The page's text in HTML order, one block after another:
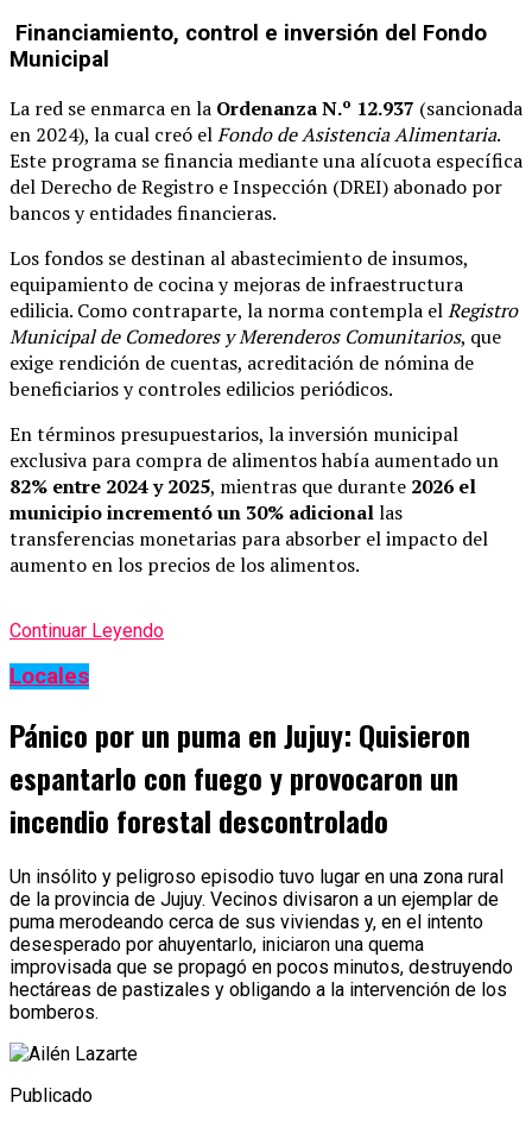
Financiamiento, control e inversión del Fondo
Municipal
La red se enmarca en la Ordenanza N.º 12.937 (sancionada
en 2024), la cual creó elFondo de Asistencia Alimentaria.
Este programa se financia mediante una alícuota específica
del Derecho de Registro e Inspección (DREI) abonado por
bancos y entidades financieras.
Los fondos se destinan al abastecimiento de insumos,
equipamiento de cocina y mejoras de infraestructura
edilicia. Como contraparte, la norma contempla elRegistro
Municipal de Comedores y Merenderos Comunitarios, que
exige rendición de cuentas, acreditación de nómina de
beneficiarios y controles edilicios periódicos.
En términos presupuestarios, la inversión municipal
exclusiva para compra de alimentos había aumentado un
82% entre 2024 y 2025, mientras que durante 2026 el
municipio incrementó un 30% adicionallas
transferencias monetarias para absorber el impacto del
aumento en los precios de los alimentos.
Continuar Leyendo
Locales
Pánico por un puma en Jujuy: Quisieron
espantarlo con fuego y provocaron un
incendio forestal descontrolado
Un insólito y peligroso episodio tuvo lugar en una zona rural
de la provincia de Jujuy. Vecinos divisaron a un ejemplar de
puma merodeando cerca de sus viviendas y, en el intento
desesperado por ahuyentarlo, iniciaron una quema
improvisada que se propagó en pocos minutos, destruyendo
hectáreas de pastizales y obligando a la intervención de los
bomberos.
Publicado